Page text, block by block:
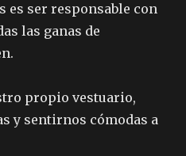
es ser responsable con
las ganas de
propio vestuario,
y sentirnos cómodas a